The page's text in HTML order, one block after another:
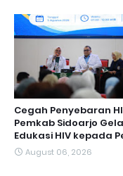
Cegah Penyebaran
Pemkab Sidoarjo
Edukasi HIV kepada
August 06, 2026